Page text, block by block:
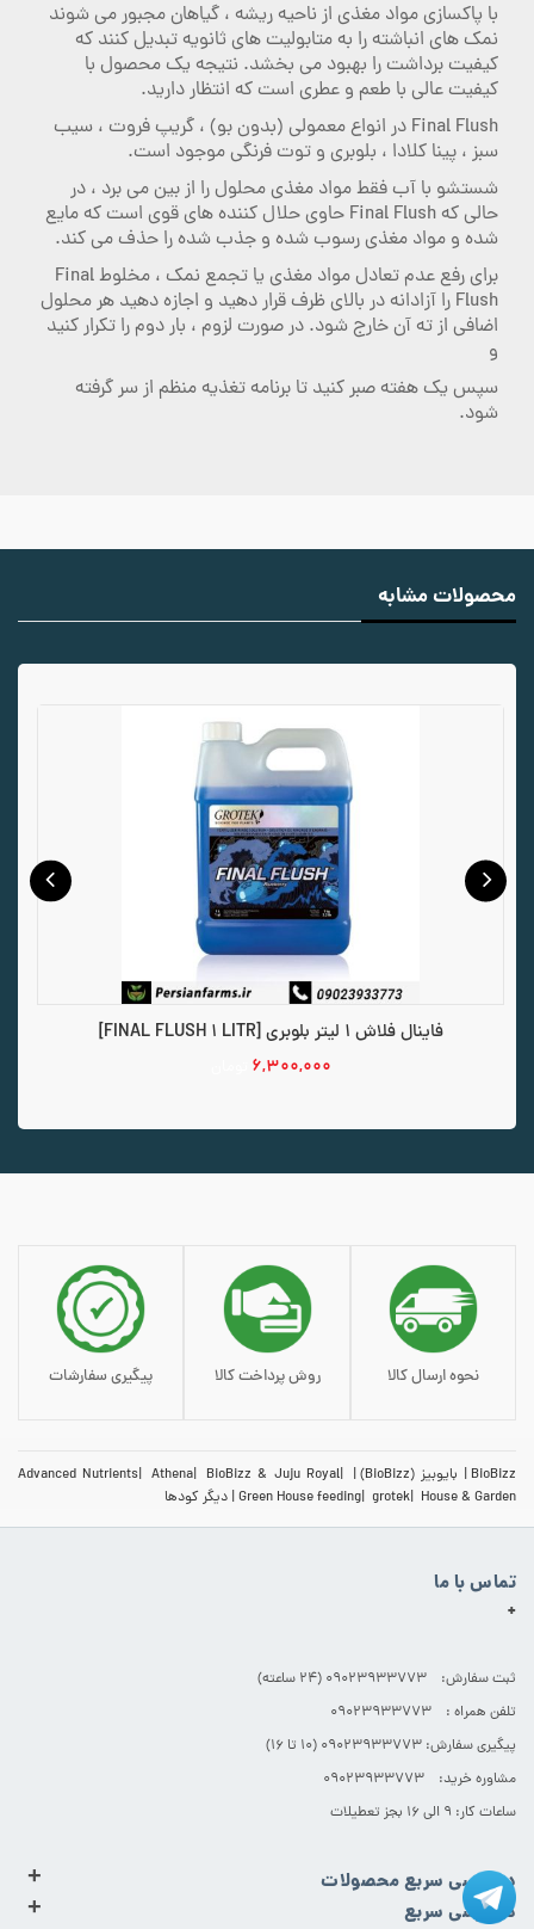
با پاکسازی مواد مغذی از ناحیه ریشه ، گیاهان مجبور می شوند
نمک های انباشته را به متابولیت های ثانویه تبدیل کنند که
کیفیت برداشت را بهبود می بخشد. نتیجه یک محصول با
کیفیت عالی با طعم و عطری است که انتظار دارید.
Final Flush در انواع معمولی (بدون بو) ، گریپ فروت ، سیب
سبز ، پینا کلادا ، بلوبری و توت فرنگی موجود است.
شستشو با آب فقط مواد مغذی محلول را از بین می برد ، در
حالی که Final Flush حاوی حلال کننده های قوی است که مایع
شده و مواد مغذی رسوب شده و جذب شده را حذف می کند.
برای رفع عدم تعادل مواد مغذی یا تجمع نمک ، مخلوط Final
Flush را آزادانه در بالای ظرف قرار دهید و اجازه دهید هر محلول
اضافی از ته آن خارج شود. در صورت لزوم ، بار دوم را تکرار کنید
و
سپس یک هفته صبر کنید تا برنامه تغذیه منظم از سر گرفته
شود.
محصولات مشابه
فاینال فلاش 1 لیتر بلوبری [FINAL FLUSH 1 LITR]
۶,۳۰۰,۰۰۰
افزودن به سبد خرید
نحوه ارسال کالا روش پرداخت کالا پیگیری سفارشات
BioBizz بایوبیز (BioBizz) Advanced Nutrients Athena
BioBizz & Juju Royal
Green House feeding grotek House & Garden دیگر کودها
تماس با ما
+
ثبت سفارش: 09023933773 (۲۴ ساعته)
تلفن همراه : 09023933773
پیگیری سفارش: 09023933773 (۱۰ تا ۱۶)
مشاوره خرید: 09023933773
ساعات کار: ۹ الی ۱۶ بجز تعطیلات
دسترسی سریع محصولات +
دسترسی سریع
+